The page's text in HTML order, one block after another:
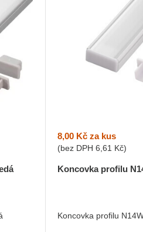
8,00 Kčza kus
(bez DPH 6,61 Kč)
Koncovka profilu
Koncovka profilu